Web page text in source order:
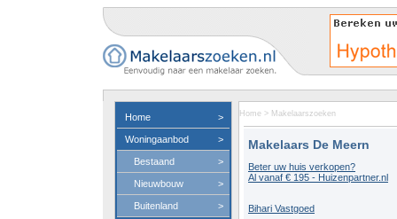
Home >
Woningaanbod >
Bestaand >
Nieuwbouw >
Buitenland >
Home > Makelaarszoeken
Makelaars De Meern
Beter uw huis verkopen?
Al vanaf € 195 - Huizenpartner.nl
Bihari Vastgoed